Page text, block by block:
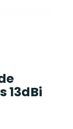
13dBi